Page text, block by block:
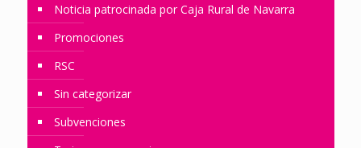
Noticia patrocinada por Caja Rural de Navarra
Promociones
RSC
Sin categorizar
Subvenciones